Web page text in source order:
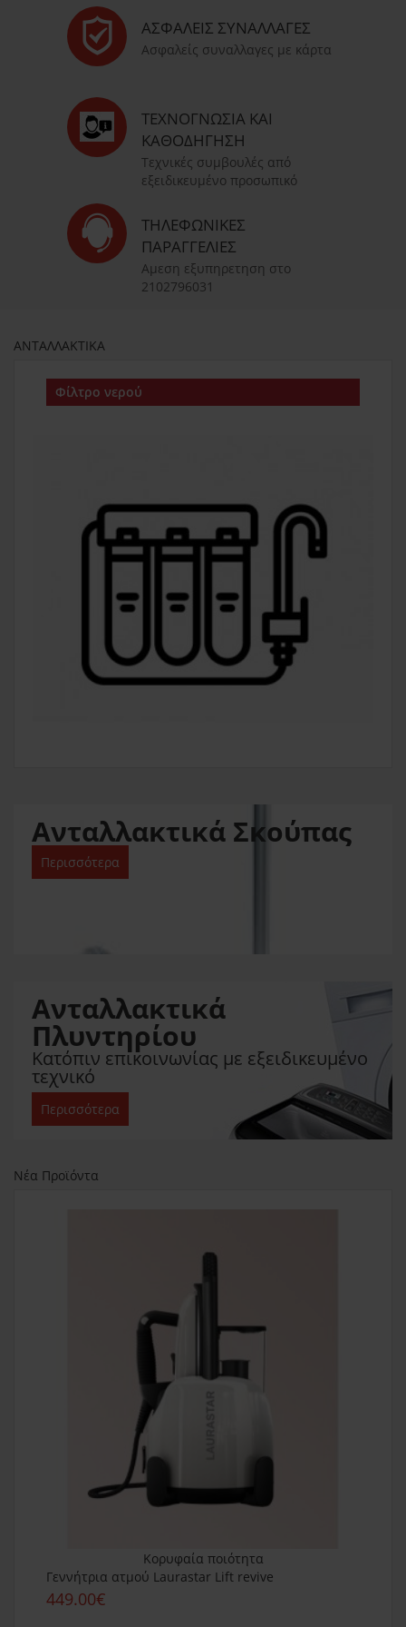
ΑΣΦΑΛΕΊΣ ΣΥΝΑΛΛΑΓΈΣ
Ασφαλείς συναλλαγες με κάρτα
ΤΕΧΝΟΓΝΩΣΊΑ ΚΑΙ
ΚΑΘΟΔΉΓΗΣΗ
Τεχνικές συμβουλές από
εξειδικευμένο προσωπικό
ΤΗΛΕΦΩΝΙΚΈΣ
ΠΑΡΑΓΓΕΛΊΕΣ
Αμεση εξυπηρετηση στο
2102796031
ΑΝΤΑΛΛΑΚΤΙΚΑ
Φίλτρο νερού
Ανταλλακτικά Σκούπας
Περισσότερα
Ανταλλακτικά
Πλυντηρίου
Κατόπιν επικοινωνίας με εξειδικευμένο
τεχνικό
Περισσότερα
Νέα Προϊόντα
Κορυφαία ποιότητα
Γεννήτρια ατμού Laurastar Lift revive
449.00€